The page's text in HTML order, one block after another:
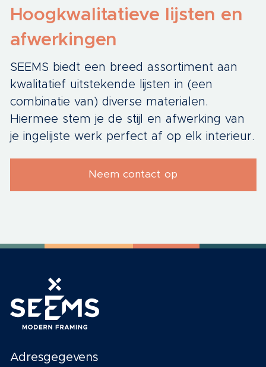
Hoogkwalitatieve lijsten en
afwerkingen
SEEMS biedt een breed assortiment aan
kwalitatief uitstekende lijsten in (een
combinatie van) diverse materialen.
Hiermee stem je de stijl en afwerking van
je ingelijste werk perfect af op elk interieur.
Neem contact op
Adresgegevens